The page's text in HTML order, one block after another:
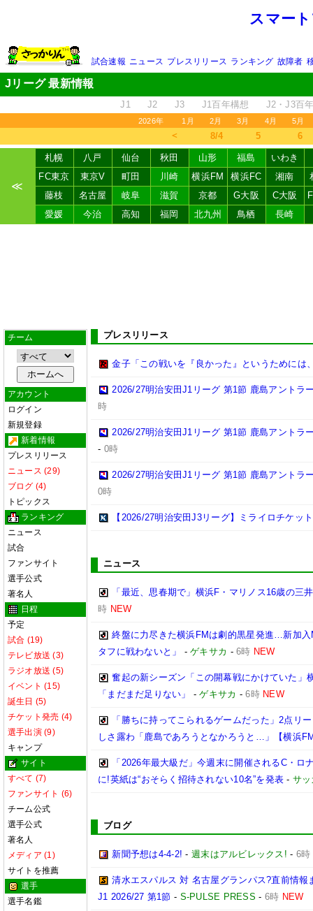
スマー
試合速報 ニュース プレスリリース ランキング 故障者
Jリーグ 最新情報
J1 J2 J3 J1百年構想 J2・J3百
2026年 1月 2月 3月 4月 5月
＜ 8/4 5 6
≪
札幌 八戸 仙台 秋田 山形 福島
いわき
FC東京
東京V 町田 川崎 横浜FM 横浜FC 湘南
藤枝
名古屋 岐阜 滋賀 京都 G大阪 C大阪
愛媛
今治 高知 福岡 北九州 鳥栖 長崎
チーム
アカウント
ログイン
新規登録
新着情報
プレスリリース
ニュース (29)
ブログ (4)
トピックス
ランキング
ニュース
試合
ファンサイト
選手公式
著名人
日程
予定
試合 (19)
テレビ放送 (3)
ラジオ放送 (5)
イベント (15)
誕生日 (5)
チケット発売 (4)
選手出演 (9)
キャンプ
サイト
すべて (7)
ファンサイト (6)
チーム公式
選手公式
著名人
メディア (1)
サイトを推薦
選手
選手名鑑
プレスリリース
金子「この戦いを『良かった』というためには
2026/27明治安田J1リーグ 第1節 鹿島アントラ
時
2026/27明治安田J1リーグ 第1節 鹿島アントラ
- 0時
2026/27明治安田J1リーグ 第1節 鹿島アントラ
0時
【2026/27明治安田J3リーグ】ミライロチケッ
ニュース
「最近、思春期で」横浜F・マリノス16歳の三
時 NEW
終盤に力尽きた横浜FMは劇的黒星発進…新加
タフに戦わないと」
-ゲキサカ -6時 NEW
奮起の新シーズン「この開幕戦にかけていた」
「まだまだ足りない」
-ゲキサカ -6時 NEW
「勝ちに持ってこられるゲームだった」2点リ
しさ露わ「鹿島であろうとなかろうと…」【横浜
「2026年最大級だ」今週末に開催されるC・ロ
に!英紙は“おそらく招待されない10名”を発表 - サ
ブログ
新聞予想は4-4-2! -週末はアルビレックス! - 6時
清水エスパルス 対 名古屋グランパス?直前情
J1 2026/27 第1節 - S-PULSE PRESS - 6時 NEW